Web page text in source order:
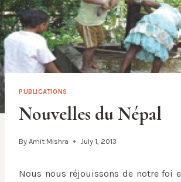
PUBLICATIONS
Nouvelles du Népal
By Amit Mishra July 1, 2013
Nous nous réjouissons de notre foi